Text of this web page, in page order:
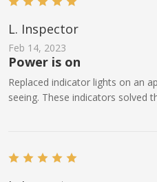
L. Inspector
Feb 14, 2023
Power is on
Replaced indicator lights on an
seeing. These indicators solved